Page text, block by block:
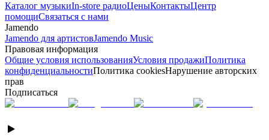
Каталог музыкиIn-store радиоЦеныКонтактыЦентр
помощиСвязаться с нами
Jamendo
Jamendo для артистовJamendo Music
Правовая информация
Общие условия использованияУсловия продажиПолитика
конфиденциальностиПолитика cookiesНарушение авторских
прав
Подписаться